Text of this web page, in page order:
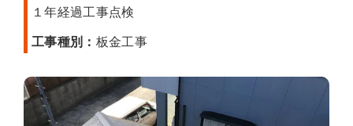
１年経過工事点検
工事種別： 板金工事